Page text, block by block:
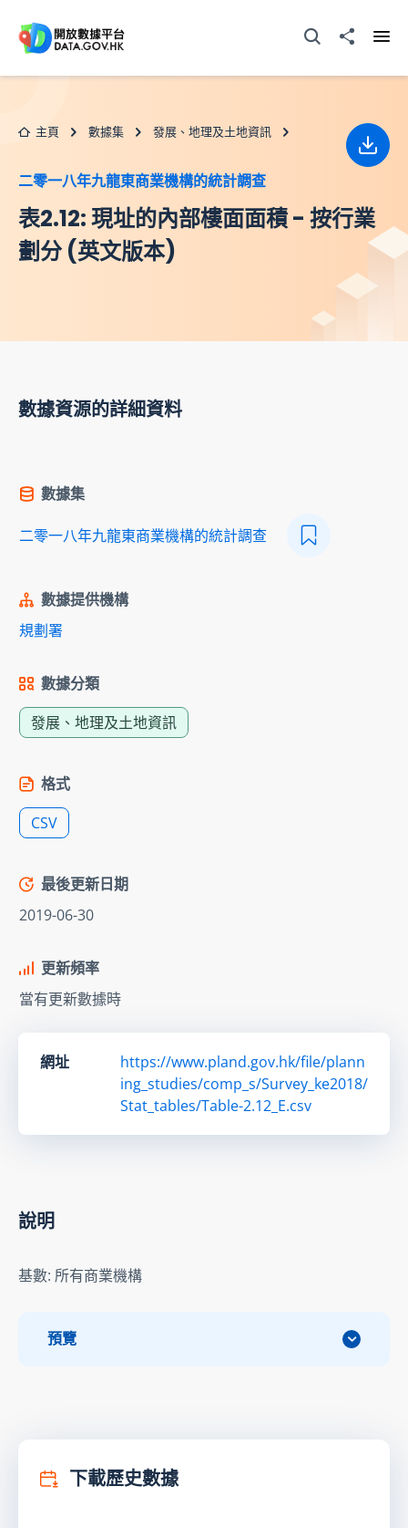
打開搜尋器分享至
主頁 數據集 發展、地理及土地資訊
二零一八年九龍東商業機構的統計調查
表2.12: 現址的內部樓面面積 - 按行業
劃分 (英文版本)
下載
數據資源的詳細資料
數據集
二零一八年九龍東商業機構的統計調查
數據提供機構
規劃署
數據分類
發展、地理及土地資訊
格式
CSV
最後更新日期
2019-06-30
更新頻率
當有更新數據時
網址
https://www.pland.gov.hk/file/plann
ing_studies/comp_s/Survey_ke2018/
Stat_tables/Table-2.12_E.csv
說明
基數: 所有商業機構
預覽
下載歷史數據